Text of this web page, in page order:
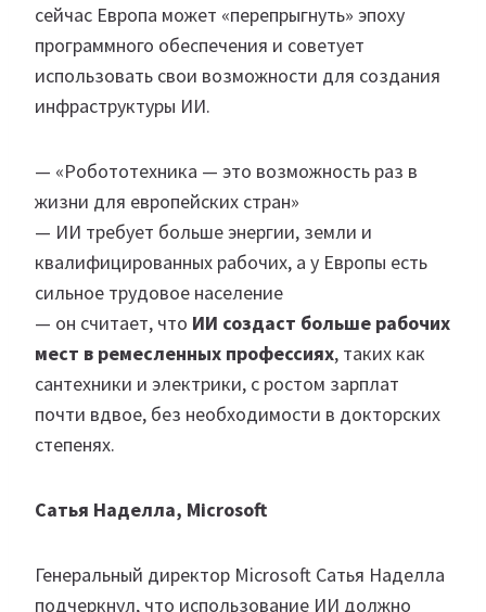
сейчас Европа может «перепрыгнуть» эпоху
программного обеспечения и советует
использовать свои возможности для создания
инфраструктуры ИИ.
— «Робототехника — это возможность раз в
жизни для европейских стран»
— ИИ требует больше энергии, земли и
квалифицированных рабочих, а у Европы есть
сильное трудовое население
— он считает, что ИИ создаст больше рабочих
мест в ремесленных профессиях, таких как
сантехники и электрики, с ростом зарплат
почти вдвое, без необходимости в докторских
степенях.
Сатья Наделла, Microsoft
Генеральный директор Microsoft Сатья Наделла
подчеркнул, что использование ИИ должно